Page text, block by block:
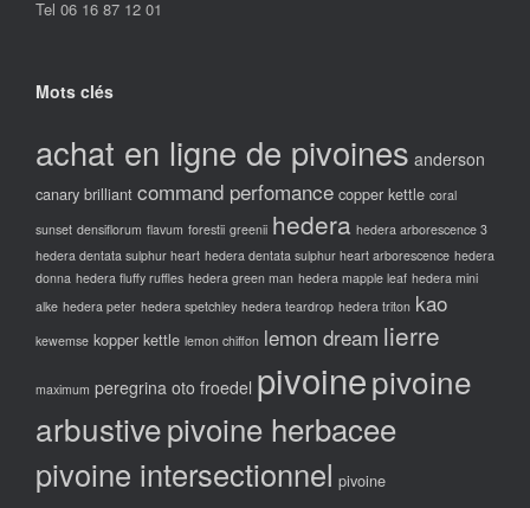
Tel 06 16 87 12 01
Mots clés
achat en ligne de pivoines anderson
canary brilliant command perfomance copper kettle coral
sunset densiflorum flavum forestii greenii hedera hedera arborescence 3
hedera dentata sulphur heart hedera dentata sulphur heart arborescence hedera
donna hedera fluffy ruffles hedera green man hedera mapple leaf hedera mini
alke hedera peter hedera spetchley hedera teardrop hedera triton kao
kewemse kopper kettle lemon chiffon lemon dream lierre
maximum peregrina oto froedel pivoinepivoine
arbustivepivoine herbacee
pivoine intersectionnel pivoine